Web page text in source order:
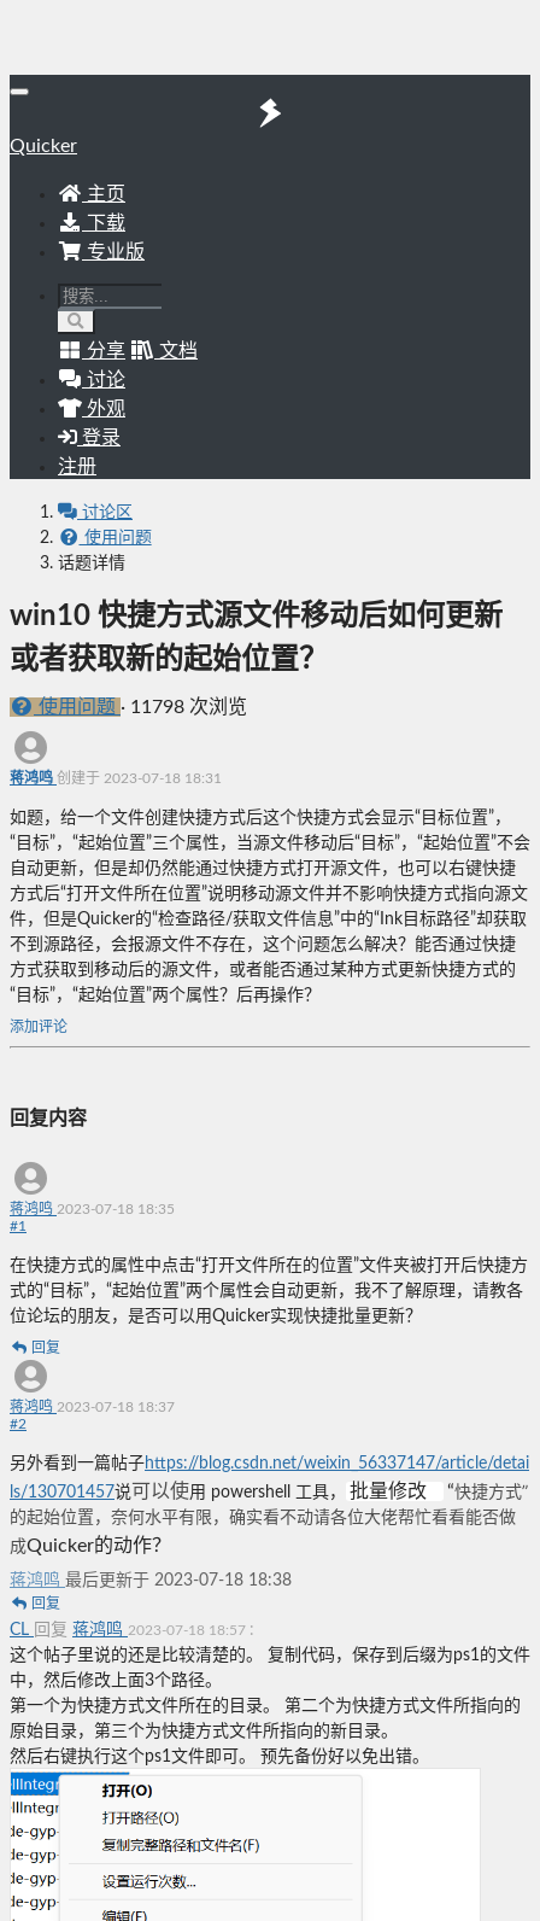
Quicker
主页
下载
专业版
分享
文档
讨论
外观
登录
注册
讨论区
使用问题
话题详情
win10 快捷方式源文件移动后如何更新
或者获取新的起始位置？
使用问题 · 11798 次浏览
蒋鸿鸣 创建于 2023-07-18 18:31
如题，给一个文件创建快捷方式后这个快捷方式会显示“目标位置”，
“目标”，“起始位置”三个属性，当源文件移动后“目标”，“起始位置”不会
自动更新，但是却仍然能通过快捷方式打开源文件，也可以右键快捷
方式后“打开文件所在位置”说明移动源文件并不影响快捷方式指向源文
件，但是Quicker的“检查路径/获取文件信息”中的“Ink目标路径”却获取
不到源路径，会报源文件不存在，这个问题怎么解决？能否通过快捷
方式获取到移动后的源文件，或者能否通过某种方式更新快捷方式的
“目标”，“起始位置”两个属性？后再操作？
添加评论
回复内容
蒋鸿鸣 2023-07-18 18:35
#1
在快捷方式的属性中点击“打开文件所在的位置”文件夹被打开后快捷方
式的“目标”，“起始位置”两个属性会自动更新，我不了解原理，请教各
位论坛的朋友，是否可以用Quicker实现快捷批量更新？
回复
蒋鸿鸣 2023-07-18 18:37
#2
另外看到一篇帖子https://blog.csdn.net/weixin_56337147/article/detai
ls/130701457说可以使用 powershell 工具， 批量修改 “快捷方式”
的起始位置，奈何水平有限，确实看不动请各位大佬帮忙看看能否做
成Quicker的动作？
蒋鸿鸣 最后更新于 2023-07-18 18:38
回复
CL 回复 蒋鸿鸣 2023-07-18 18:57 :
这个帖子里说的还是比较清楚的。 复制代码，保存到后缀为ps1的文件
中，然后修改上面3个路径。
第一个为快捷方式文件所在的目录。 第二个为快捷方式文件所指向的
原始目录，第三个为快捷方式文件所指向的新目录。
然后右键执行这个ps1文件即可。 预先备份好以免出错。